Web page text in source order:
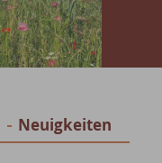
Neuigkeiten